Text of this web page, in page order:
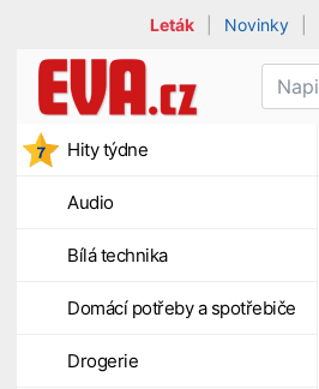
Leták Novinky
Hity týdne
Audio
Bílá technika
Domácí potřeby a spotřebiče
Drogerie